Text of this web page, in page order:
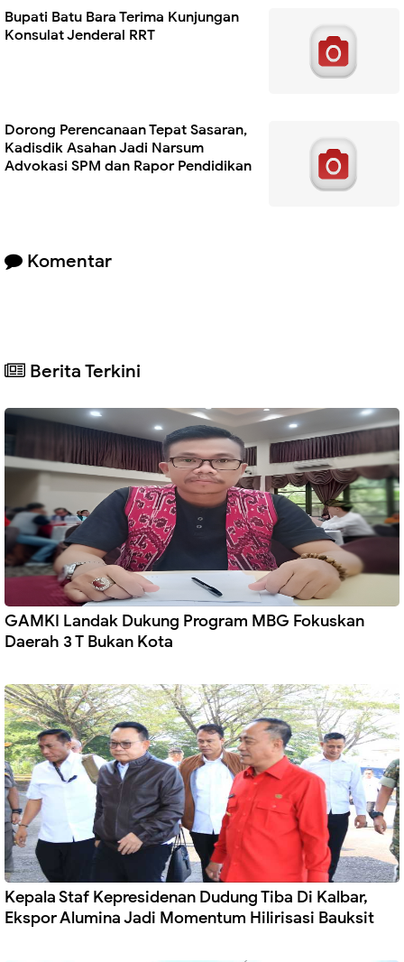
Bupati Batu Bara Terima Kunjungan
Konsulat Jenderal RRT
Dorong Perencanaan Tepat Sasaran,
Kadisdik Asahan Jadi Narsum
Advokasi SPM dan Rapor Pendidikan
Komentar
Berita Terkini
GAMKI Landak Dukung Program MBG Fokuskan
Daerah 3 T Bukan Kota
Kepala Staf Kepresidenan Dudung Tiba Di Kalbar,
Ekspor Alumina Jadi Momentum Hilirisasi Bauksit